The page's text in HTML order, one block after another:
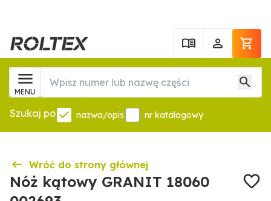
MENU
Szukaj po nazwa/opis nr katalogowy
Wróć do strony głównej
Nóż kątowy GRANIT 18060